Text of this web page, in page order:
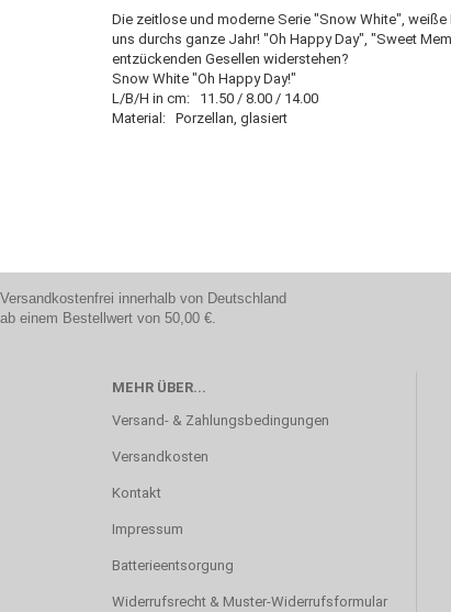
Die zeitlose und moderne Serie "Snow White",
uns durchs ganze Jahr! "Oh Happy Day", "Sweet
entzückenden Gesellen widerstehen?
Snow White "Oh Happy Day!"
L/B/H in cm: 11.50 / 8.00 / 14.00
Material: Porzellan, glasiert
Versandkostenfrei innerhalb von Deutschland
ab einem Bestellwert von 50,00 €.
MEHR ÜBER...
Versand- & Zahlungsbedingungen
Versandkosten
Kontakt
Impressum
Batterieentsorgung
Widerrufsrecht & Muster-Widerrufsformular